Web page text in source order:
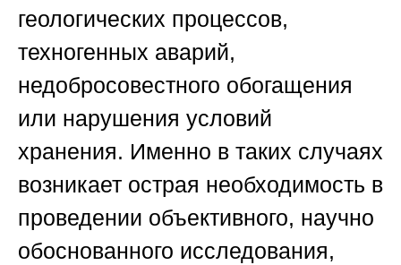
геологических процессов,
техногенных аварий,
недобросовестного обогащения
или нарушения условий
хранения. Именно в таких случаях
возникает острая необходимость в
проведении объективного, научно
обоснованного исследования,